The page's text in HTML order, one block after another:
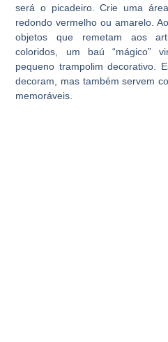
será o picadeiro. Crie uma
redondo vermelho ou amarelo.
objetos que remetam aos
coloridos, um baú “mágico”
pequeno trampolim decorativo.
decoram, mas também servem
memoráveis.